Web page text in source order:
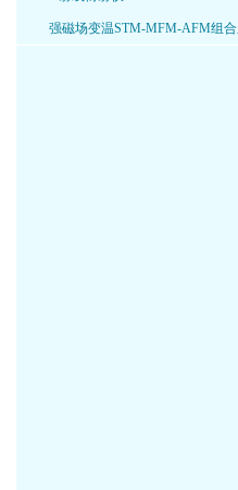
强磁场变温STM-MFM-AFM组